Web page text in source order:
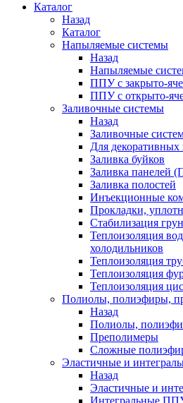
Каталог
Назад
Каталог
Напыляемые системы
Назад
Напыляемые
ППУ с закрыто-
ППУ с открыто-
Заливочные системы
Назад
Заливочные
Для декоративных
Заливка буйков
Заливка панелей
Заливка полостей
Инъекционные
Прокладки,
Стабилизация
Теплоизоляция
холодильников
Теплоизоляция
Теплоизоляция
Теплоизоляция
Полиолы, полиэфиры,
Назад
Полиолы,
Преполимеры
Сложные
Эластичные и
Назад
Эластичные и
Интегральные